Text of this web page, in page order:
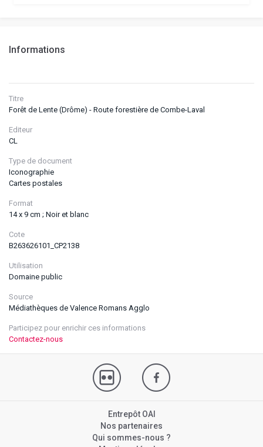
Informations
Titre
Forêt de Lente (Drôme) - Route forestière de Combe-Laval
Editeur
CL
Type de document
Iconographie
Cartes postales
Format
14 x 9 cm ; Noir et blanc
Cote
B263626101_CP2138
Utilisation
Domaine public
Source
Médiathèques de Valence Romans Agglo
Participez pour enrichir ces informations
Contactez-nous
Entrepôt OAI
Nos partenaires
Qui sommes-nous ?